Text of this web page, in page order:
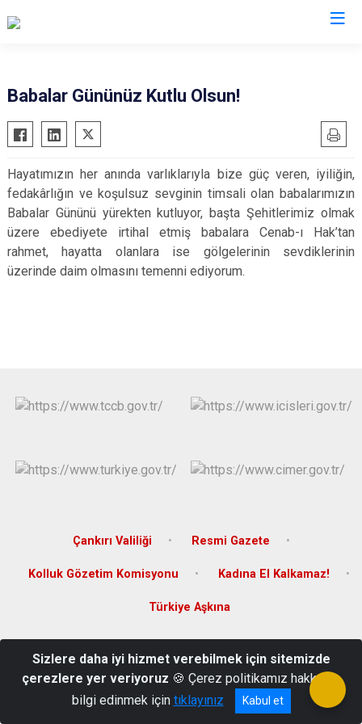
Atkaracalar
Bayramören
Çerkeş
Eldivan
Ilgaz
Kızılırmak
Orta
Şabanözü
Yapraklı
Babalar Gününüz Kutlu Olsun!
Hayatımızın her anında varlıklarıyla bize güç veren, iyiliğin,
fedakârlığın ve koşulsuz sevginin timsali olan babalarımızın
Babalar Gününü yürekten kutluyor, başta Şehitlerimiz olmak
üzere ebediyete irtihal etmiş babalara Cenab-ı Hak’tan
rahmet, hayatta olanlara ise gölgelerinin sevdiklerinin
üzerinde daim olmasını temenni ediyorum.
Çankırı Valiliği Resmi Gazete
Kolluk Gözetim Komisyonu Kadına El Kalkamaz!
Türkiye Aşkına
0 376 766 10 15
Sizlere daha iyi hizmet verebilmek için sitemizde
çerezlere yer veriyoruz 🍪 Çerez politikamız hakkında
bilgi edinmek için tıklayınız Kabul et